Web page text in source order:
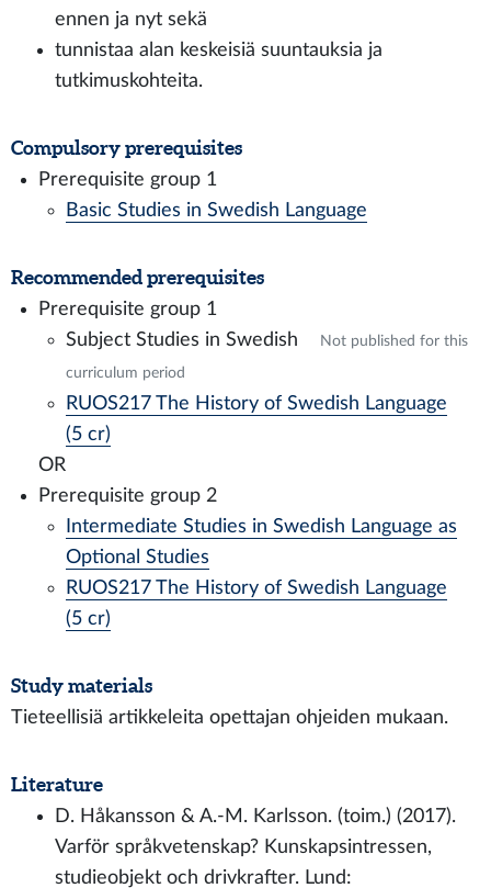
ennen ja nyt sekä
tunnistaa alan keskeisiä suuntauksia ja
tutkimuskohteita.
Compulsory prerequisites
Prerequisite group 1
Basic Studies in Swedish Language
Recommended prerequisites
Prerequisite group 1
Subject Studies in Swedish
Not published for this
curriculum period
RUOS217 The History of Swedish Language
(5 cr)
OR
Prerequisite group 2
Intermediate Studies in Swedish Language as
Optional Studies
RUOS217 The History of Swedish Language
(5 cr)
Study materials
Tieteellisiä artikkeleita opettajan ohjeiden mukaan.
Literature
D. Håkansson & A.-M. Karlsson. (toim.) (2017).
Varför språkvetenskap? Kunskapsintressen,
studieobjekt och drivkrafter. Lund: